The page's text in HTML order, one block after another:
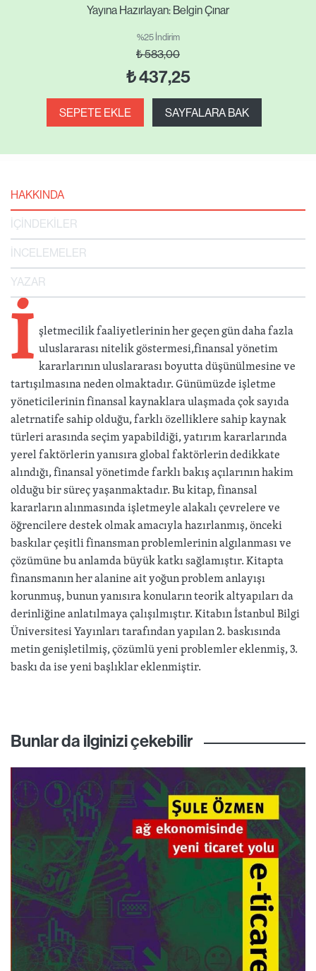
Yayına Hazırlayan: Belgin Çınar
%25 İndirim
₺583,00
₺437,25
SEPETE EKLE SAYFALARA BAK
HAKKINDA
İÇİNDEKİLER
İNCELEMELER
YAZAR
İşletmecilik faaliyetlerinin her geçen gün daha fazla
uluslararası nitelik göstermesi,finansal yönetim
kararlarının uluslararası boyutta düşünülmesine ve
tartışılmasına neden olmaktadır. Günümüzde işletme
yöneticilerinin finansal kaynaklara ulaşmada çok sayıda
aletrnatife sahip olduğu, farklı özelliklere sahip kaynak
türleri arasında seçim yapabildiği, yatırım kararlarında
yerel faktörlerin yanısıra global faktörlerin dedikkate
alındığı, finansal yönetimde farklı bakış açılarının hakim
olduğu bir süreç yaşanmaktadır. Bu kitap, finansal
kararların alınmasında işletmeyle alakalı çevrelere ve
öğrencilere destek olmak amacıyla hazırlanmış, önceki
baskılar çeşitli finansman problemlerinin algılanması ve
çözümüne bu anlamda büyük katkı sağlamıştır. Kitapta
finansmanın her alanine ait yoğun problem anlayışı
korunmuş, bunun yanısıra konuların teorik altyapıları da
derinliğine anlatılmaya çalışılmıştır. Kitabın İstanbul Bilgi
Üniversitesi Yayınları tarafından yapılan 2. baskısında
metin genişletilmiş, çözümlü yeni problemler eklenmiş, 3.
baskı da ise yeni başlıklar eklenmiştir.
Bunlar da ilginizi çekebilir